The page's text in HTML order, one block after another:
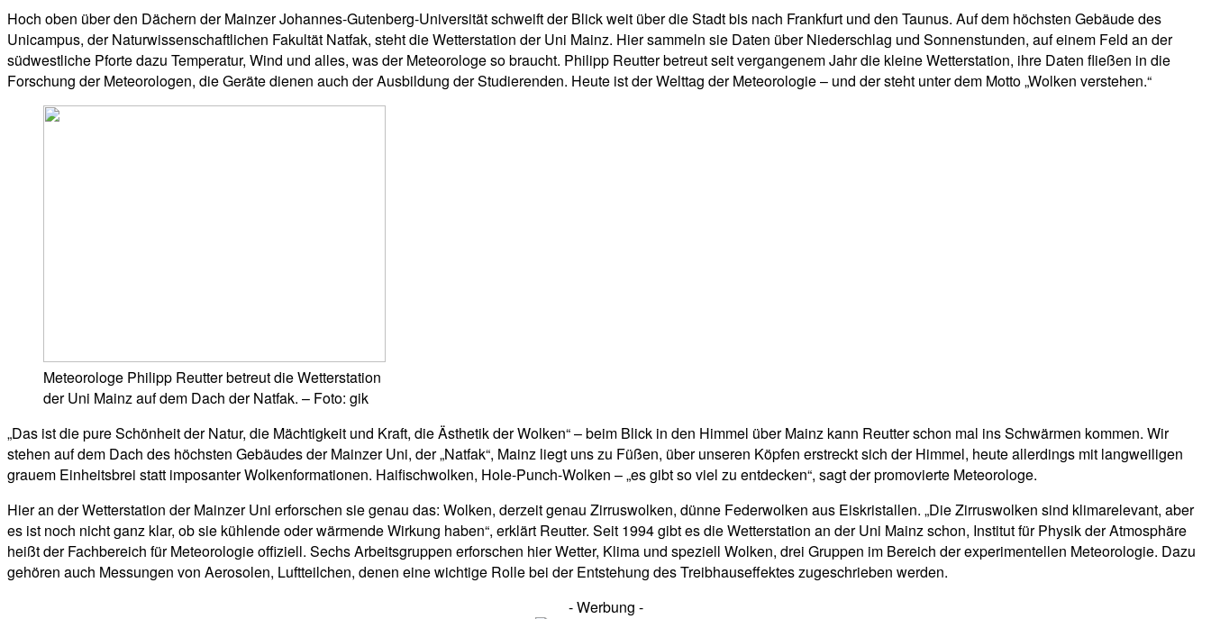
Hoch oben über den Dächern der Mainzer Johannes-Gutenberg-Universität schweift der Blick weit über die Stadt bis nach Frankfurt und den Taunus. Auf dem höchsten Gebäude des
Unicampus, der Naturwissenschaftlichen Fakultät Natfak, steht die Wetterstation der Uni Mainz. Hier sammeln sie Daten über Niederschlag und Sonnenstunden, auf einem Feld an der
südwestliche Pforte dazu Temperatur, Wind und alles, was der Meteorologe so braucht. Philipp Reutter betreut seit vergangenem Jahr die kleine Wetterstation, ihre Daten fließen in die
Forschung der Meteorologen, die Geräte dienen auch der Ausbildung der Studierenden. Heute ist der Welttag der Meteorologie – und der steht unter dem Motto „Wolken verstehen.“
Meteorologe Philipp Reutter betreut die Wetterstation
der Uni Mainz auf dem Dach der Natfak. – Foto: gik
„Das ist die pure Schönheit der Natur, die Mächtigkeit und Kraft, die Ästhetik der Wolken“ – beim Blick in den Himmel über Mainz kann Reutter schon mal ins Schwärmen kommen. Wir
stehen auf dem Dach des höchsten Gebäudes der Mainzer Uni, der „Natfak“, Mainz liegt uns zu Füßen, über unseren Köpfen erstreckt sich der Himmel, heute allerdings mit langweiligen
grauem Einheitsbrei statt imposanter Wolkenformationen. Haifischwolken, Hole-Punch-Wolken – „es gibt so viel zu entdecken“, sagt der promovierte Meteorologe.
Hier an der Wetterstation der Mainzer Uni erforschen sie genau das: Wolken, derzeit genau Zirruswolken, dünne Federwolken aus Eiskristallen. „Die Zirruswolken sind klimarelevant, aber
es ist noch nicht ganz klar, ob sie kühlende oder wärmende Wirkung haben“, erklärt Reutter. Seit 1994 gibt es die Wetterstation an der Uni Mainz schon, Institut für Physik der Atmosphäre
heißt der Fachbereich für Meteorologie offiziell. Sechs Arbeitsgruppen erforschen hier Wetter, Klima und speziell Wolken, drei Gruppen im Bereich der experimentellen Meteorologie. Dazu
gehören auch Messungen von Aerosolen, Luftteilchen, denen eine wichtige Rolle bei der Entstehung des Treibhauseffektes zugeschrieben werden.
- Werbung -